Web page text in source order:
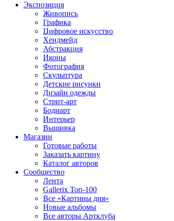
Экспозиция
Живопись
Графика
Цифровое искусство
Хендмейд
Абстракция
Иконы
Фотография
Скульптура
Детские рисунки
Дизайн одежды
Стрит-арт
Бодиарт
Интерьер
Вышивка
Магазин
Готовые работы
Заказать картину
Каталог авторов
Сообщество
Лента
Gallerix Топ-100
Все «Картины дня»
Новые альбомы
Все авторы Артклуба